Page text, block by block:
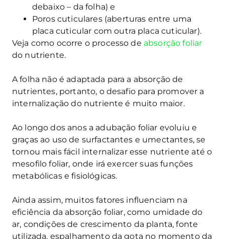
debaixo – da folha) e
Poros cuticulares (aberturas entre uma
placa cuticular com outra placa cuticular).
Veja como ocorre o processo de absorção foliar
do nutriente.
A folha não é adaptada para a absorção de
nutrientes, portanto, o desafio para promover a
internalização do nutriente é muito maior.
Ao longo dos anos a adubação foliar evoluiu e
graças ao uso de surfactantes e umectantes, se
tornou mais fácil internalizar esse nutriente até o
mesofilo foliar, onde irá exercer suas funções
metabólicas e fisiológicas.
Ainda assim, muitos fatores influenciam na
eficiência da absorção foliar, como umidade do
ar, condições de crescimento da planta, fonte
utilizada, espalhamento da gota no momento da